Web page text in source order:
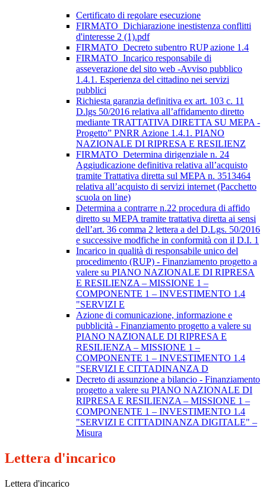
Certificato di regolare esecuzione
FIRMATO_Dichiarazione inestistenza conflitti
d'interesse 2 (1).pdf
FIRMATO_Decreto subentro RUP azione 1.4
FIRMATO_Incarico responsabile di
asseverazione del sito web -Avviso pubblico
1.4.1. Esperienza del cittadino nei servizi
pubblici
Richiesta garanzia definitiva ex art. 103 c. 11
D.lgs 50/2016 relativa all’affidamento diretto
mediante TRATTATIVA DIRETTA SU MEPA -
Progetto” PNRR Azione 1.4.1. PIANO
NAZIONALE DI RIPRESA E RESILIENZ
FIRMATO_Determina dirigenziale n. 24
Aggiudicazione definitiva relativa all’acquisto
tramite Trattativa diretta sul MEPA n. 3513464
relativa all’acquisto di servizi internet (Pacchetto
scuola on line)
Determina a contrarre n.22 procedura di affido
diretto su MEPA tramite trattativa diretta ai sensi
dell’art. 36 comma 2 lettera a del D.Lgs. 50/2016
e successive modfiche in conformità con il D.I. 1
Incarico in qualità di responsabile unico del
procedimento (RUP) - Finanziamento progetto a
valere su PIANO NAZIONALE DI RIPRESA
E RESILIENZA – MISSIONE 1 –
COMPONENTE 1 – INVESTIMENTO 1.4
"SERVIZI E
Azione di comunicazione, informazione e
pubblicità - Finanziamento progetto a valere su
PIANO NAZIONALE DI RIPRESA E
RESILIENZA – MISSIONE 1 –
COMPONENTE 1 – INVESTIMENTO 1.4
"SERVIZI E CITTADINANZA D
Decreto di assunzione a bilancio - Finanziamento
progetto a valere su PIANO NAZIONALE DI
RIPRESA E RESILIENZA – MISSIONE 1 –
COMPONENTE 1 – INVESTIMENTO 1.4
"SERVIZI E CITTADINANZA DIGITALE" –
Misura
Lettera d'incarico
Lettera d'incarico